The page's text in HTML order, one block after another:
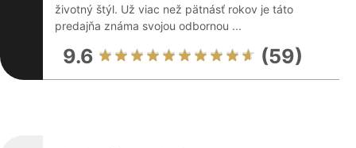
životný štýl. Už viac než pätnásť rokov je táto
predajňa známa svojou odbornou ...
9.6 (59)